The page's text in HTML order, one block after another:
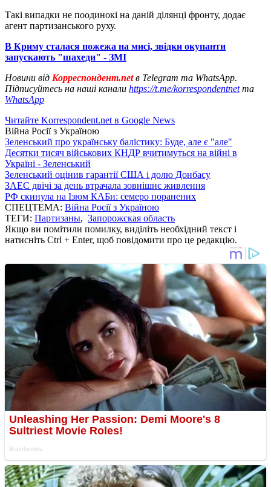
Такі випадки не поодинокі на даній ділянці фронту, додає
агент партизанського руху.
В Криму сталася пожежа на мисі, звідки окупанти
запускають "шахеди" - ЗМІ
Новини від Корреспондент.netв Telegram та WhatsApp.
Підписуйтесь на наші канали https://t.me/korrespondentnetта
WhatsApp
Читайте Korrespondent.net в Google News
Війна Росії з Україною
Зеленський про українську балістику: Буде, але є "але"
Десятки тисяч військових КНДР вчитимуться на війні в
Україні - Зеленський
Зеленський оцінив гарантії США і долю Донбасу
ЗАЕС двічі за день втрачала зовнішнє живлення
РФ скинула на Ізюм КАБи: семеро поранених
СПЕЦТЕМА: Війна Росії з Україною
ТЕГИ: Партизаны, Запорожская область
Якщо ви помітили помилку, виділіть необхідний текст і
натисніть Ctrl + Enter, щоб повідомити про це редакцію.